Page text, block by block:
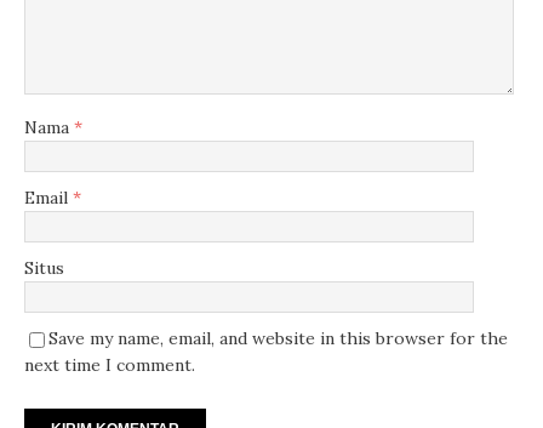
Nama *
Email *
Situs
Save my name, email, and website in this browser for the
next time I comment.